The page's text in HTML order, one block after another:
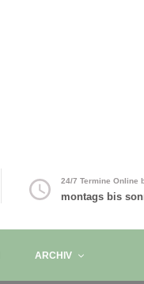
24/7 Termine Online
montags bis
ARCHIV